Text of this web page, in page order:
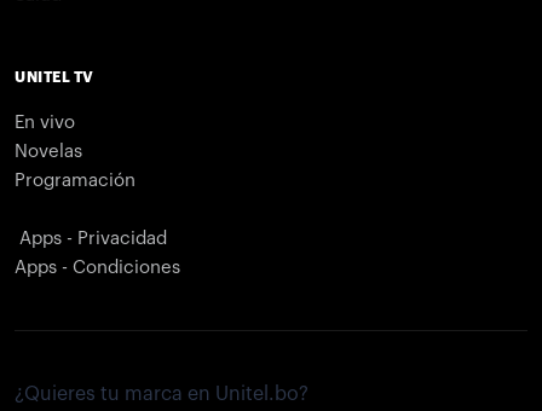
UNITEL TV
En vivo
Novelas
Programación
Apps - Privacidad
Apps - Condiciones
¿Quieres tu marca en Unitel.bo?